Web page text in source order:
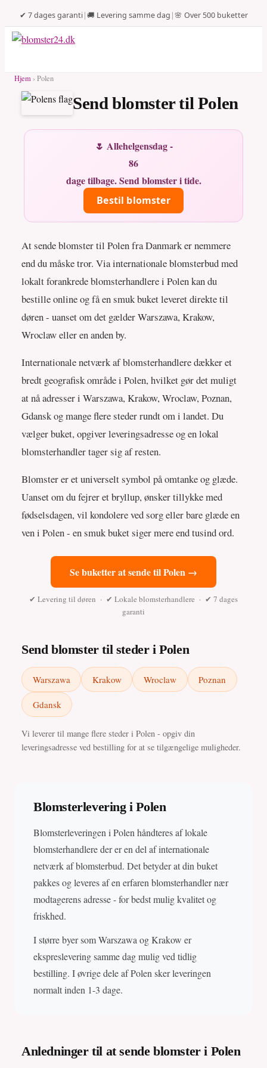
✔ 7 dages garanti|🚚 Levering samme dag |🌸 Over 500 buketter
Hjem › Polen
Send blomster til Polen
🌷 Allehelgensdag -
86
dage tilbage. Send blomster i tide.
Bestil blomster
At sende blomster til Polen fra Danmark er nemmere
end du måske tror. Via internationale blomsterbud med
lokalt forankrede blomsterhandlere i Polen kan du
bestille online og få en smuk buket leveret direkte til
døren - uanset om det gælder Warszawa, Krakow,
Wroclaw eller en anden by.
Internationale netværk af blomsterhandlere dækker et
bredt geografisk område i Polen, hvilket gør det muligt
at nå adresser i Warszawa, Krakow, Wroclaw, Poznan,
Gdansk og mange flere steder rundt om i landet. Du
vælger buket, opgiver leveringsadresse og en lokal
blomsterhandler tager sig af resten.
Blomster er et universelt symbol på omtanke og glæde.
Uanset om du fejrer et bryllup, ønsker tillykke med
fødselsdagen, vil kondolere ved sorg eller bare glæde en
ven i Polen - en smuk buket siger mere end tusind ord.
Se buketter at sende til Polen →
✔ Levering til døren · ✔ Lokale blomsterhandlere · ✔ 7 dages
garanti
Send blomster til steder i Polen
Warszawa Krakow Wroclaw Poznan
Gdansk
Vi leverer til mange flere steder i Polen - opgiv din
leveringsadresse ved bestilling for at se tilgængelige muligheder.
Blomsterlevering i Polen
Blomsterleveringen i Polen håndteres af lokale
blomsterhandlere der er en del af internationale
netværk af blomsterbud. Det betyder at din buket
pakkes og leveres af en erfaren blomsterhandler nær
modtagerens adresse - for bedst mulig kvalitet og
friskhed.
I større byer som Warszawa og Krakow er
ekspreslevering samme dag mulig ved tidlig
bestilling. I øvrige dele af Polen sker leveringen
normalt inden 1-3 dage.
Anledninger til at sende blomster i Polen